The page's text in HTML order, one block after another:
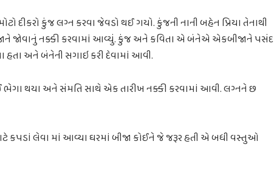
દીકરો કુંજ લગ્ન કરવા જેવડો થઈ ગયો. કુંજની નાની બહેન પ્રિયા તેનાથી
જોવાનું નક્કી કરવામાં આવ્યું. કુંજ અને કવિતા એ બંનેએ એકબીજાને પસંદ
હતા અને બંનેની સગાઇ કરી દેવામાં આવી.
ભેગા થયા અને સંમતિ સાથે એક તારીખ નક્કી કરવામાં આવી. લગ્નને છ
કપડાં લેવા માં આવ્યા ઘરમાં બીજા કોઈને જે જરૂર હતી એ બધી વસ્તુઓ